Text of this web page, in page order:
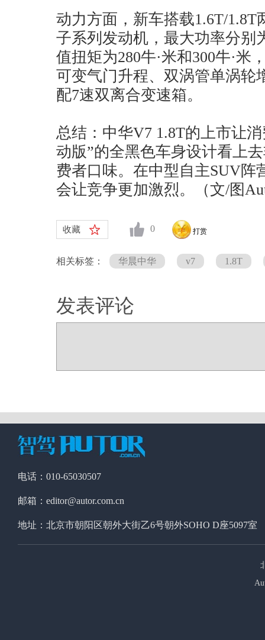
动力方面，新车搭载1.6T/
子系列发动机，最大功率分别
值扭矩为280牛·米和300牛·米
可变气门升程、双涡管单涡轮
配7速双离合变速箱。
总结：中华V7 1.8T的上市让
动版”的全黑色车身设计看上
费者口味。在中型自主SUV阵
会让竞争更加激烈。（文/图
收藏 0 打赏
相关标签： 华晨中华 v7 1.8T
发表评论
电话：010-65030507
邮箱：editor@autor.com.cn
地址：北京市朝阳区朝外大街乙6号朝外SOHO D座5097室